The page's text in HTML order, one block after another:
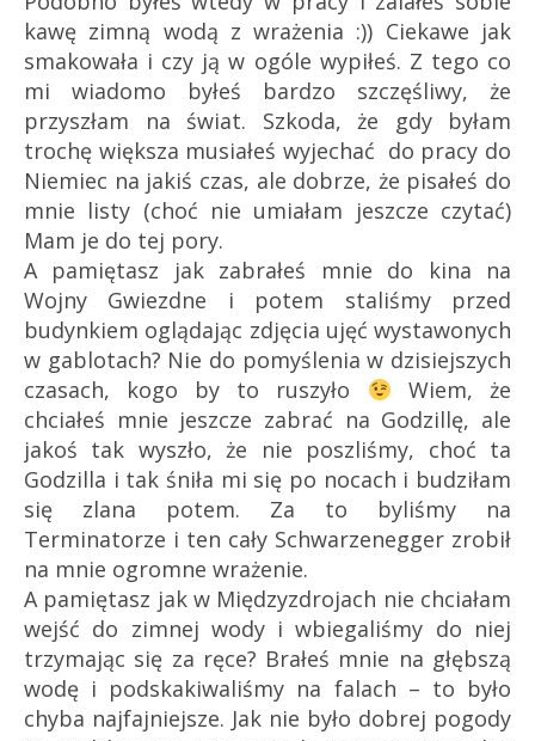
kawę zimną wodą z wrażenia :)) Ciekawe jak
smakowała i czy ją w ogóle wypiłeś. Z tego co
mi wiadomo byłeś bardzo szczęśliwy, że
przyszłam na świat. Szkoda, że gdy byłam
trochę większa musiałeś wyjechać do pracy do
Niemiec na jakiś czas, ale dobrze, że pisałeś do
mnie listy (choć nie umiałam jeszcze czytać)
Mam je do tej pory.
A pamiętasz jak zabrałeś mnie do kina na
Wojny Gwiezdne i potem staliśmy przed
budynkiem oglądając zdjęcia ujęć wystawonych
w gablotach? Nie do pomyślenia w dzisiejszych
czasach, kogo by to ruszyło
Wiem, że
chciałeś mnie jeszcze zabrać na Godzillę, ale
jakoś tak wyszło, że nie poszliśmy, choć ta
Godzilla i tak śniła mi się po nocach i budziłam
się zlana potem. Za to byliśmy na
Terminatorze i ten cały Schwarzenegger zrobił
na mnie ogromne wrażenie.
A pamiętasz jak w Międzyzdrojach nie chciałam
wejść do zimnej wody i wbiegaliśmy do niej
trzymając się za ręce? Brałeś mnie na głębszą
wodę i podskakiwaliśmy na falach – to było
chyba najfajniejsze. Jak nie było dobrej pogody